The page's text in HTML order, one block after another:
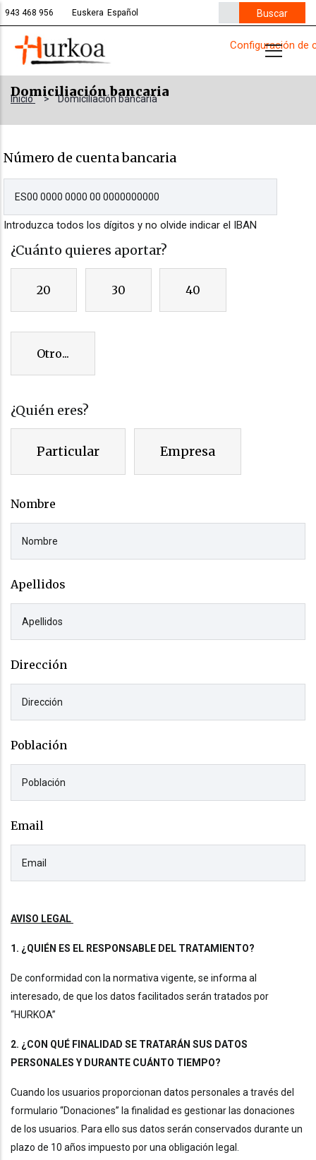
Pasar
al
contenido
principal
943 468 956 Euskera Español
Domiciliación bancaria
Inicio > Domiciliación bancaria
Número de cuenta bancaria
Introduzca todos los dígitos y no olvide indicar el IBAN
¿Cuánto quieres aportar?
20 30 40
Otro...
¿Quién eres?
Particular Empresa
Nombre
Apellidos
Dirección
Población
Email
AVISO LEGAL
1. ¿QUIÉN ES EL RESPONSABLE DEL TRATAMIENTO?
De conformidad con la normativa vigente, se informa al
interesado, de que los datos facilitados serán tratados por
“HURKOA”
2. ¿CON QUÉ FINALIDAD SE TRATARÁN SUS DATOS
PERSONALES Y DURANTE CUÁNTO TIEMPO?
Cuando los usuarios proporcionan datos personales a través del
formulario “Donaciones” la finalidad es gestionar las donaciones
de los usuarios. Para ello sus datos serán conservados durante un
plazo de 10 años impuesto por una obligación legal.
Configuración de